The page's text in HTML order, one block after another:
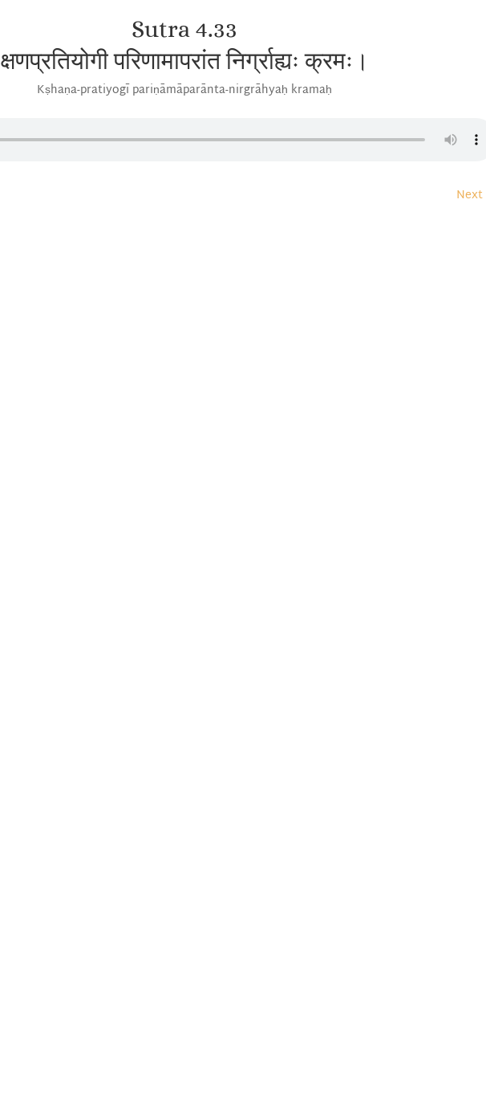
Sutra 4.33
क्षणप्रतियोगी परिणामापरांत निर्ग्राह्यः क्रमः।
Kṣhaṇa-pratiyogī pariṇāmāparānta-nirgrāhyaḥ kramaḥ
Next